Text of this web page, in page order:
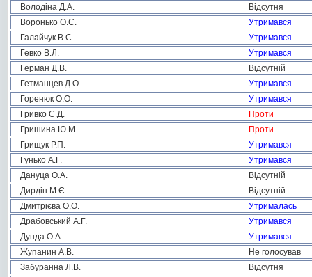
Володіна Д.А.
Відсутня
Воронько О.Є.
Утримався
Галайчук В.С.
Утримався
Гевко В.Л.
Утримався
Герман Д.В.
Відсутній
Гетманцев Д.О.
Утримався
Горенюк О.О.
Утримався
Гривко С.Д.
Проти
Гришина Ю.М.
Проти
Грищук Р.П.
Утримався
Гунько А.Г.
Утримався
Дануца О.А.
Відсутній
Дирдін М.Є.
Відсутній
Дмитрієва О.О.
Утрималась
Драбовський А.Г.
Утримався
Дунда О.А.
Утримався
Жупанин А.В.
Не голосував
Забуранна Л.В.
Відсутня